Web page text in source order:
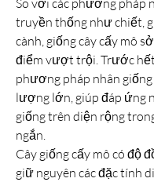
So với các phương pháp
truyền thống như chiết,
cành, giống cây cấy mô
điểm vượt trội. Trước
phương pháp nhân
lượng lớn, giúp đáp ứng
giống trên diện rộng
ngắn.
Cây giống cấy mô có độ
giữ nguyên các đặc tính